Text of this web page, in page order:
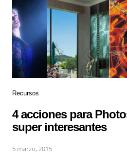
Recursos
4 acciones para
super interesantes
5 marzo, 2015